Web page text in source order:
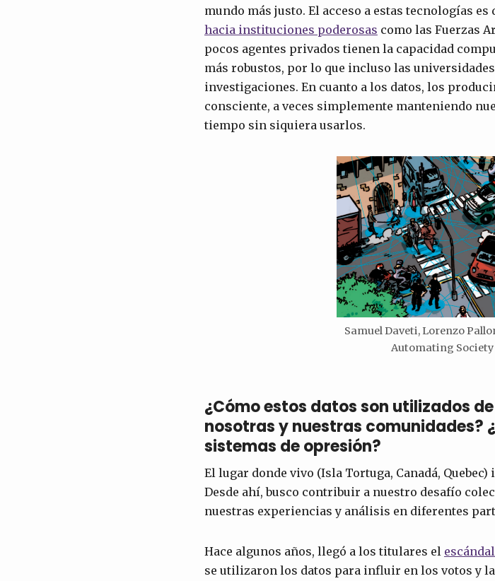
mundo más justo. El acceso a estas tecnologías es
hacia instituciones poderosas como las Fuerzas
pocos agentes privados tienen la capacidad
más robustos, por lo que incluso las
investigaciones. En cuanto a los datos, los
consciente, a veces simplemente manteniendo
tiempo sin siquiera usarlos.
Samuel Daveti, Lorenzo
Automating Society
¿Cómo estos datos son utilizados
nosotras y nuestras comunidades?
sistemas de opresión?
El lugar donde vivo (Isla Tortuga, Canadá,
Desde ahí, busco contribuir a nuestro desafío
nuestras experiencias y análisis en diferentes
Hace algunos años, llegó a los titulares el
se utilizaron los datos para influir en los votos y